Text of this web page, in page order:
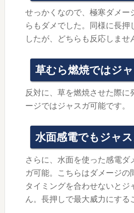
せっかくなので、極寒ダメー
らもダメでした。同様に長押
したが、どちらも反応しませ
草むら燃焼ではジ
反対に、草を燃焼させた際に
ージではジャスガ可能です。
水面感電でもジャ
さらに、水面を使った感電ダ
ガ可能。こちらはダメージの
タイミングを合わせないとジ
ん。長押しで最大威力にする